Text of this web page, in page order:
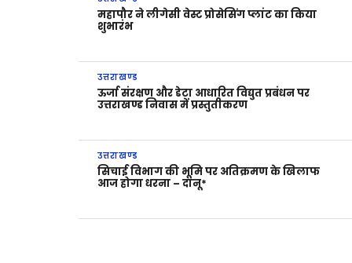
महापौर ने लीगेसी वेस्ट प्रोसेसिंग प्लांट का किया
शुभारंभ
उत्तराखण्ड
ऊर्जा संरक्षण और डेटा आधारित विद्युत प्रबंधन पर
उत्तराखण्ड निवास में प्रस्तुतीकरण
उत्तराखण्ड
सिचाई विभाग की भूमि पर अतिक्रमण के खिलाफ
आज होगा धरना – दानू*